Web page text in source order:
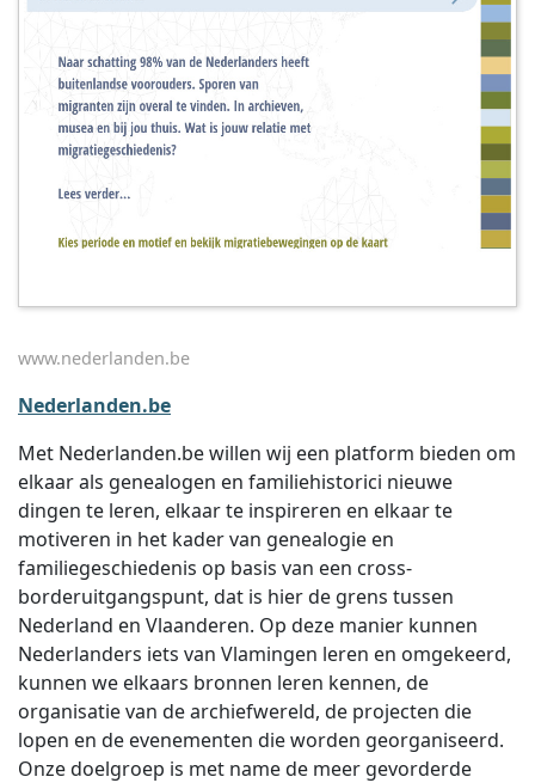
www.nederlanden.be
Nederlanden.be
Met Nederlanden.be willen wij een platform bieden om
elkaar als genealogen en familiehistorici nieuwe
dingen te leren, elkaar te inspireren en elkaar te
motiveren in het kader van genealogie en
familiegeschiedenis op basis van een cross-
borderuitgangspunt, dat is hier de grens tussen
Nederland en Vlaanderen. Op deze manier kunnen
Nederlanders iets van Vlamingen leren en omgekeerd,
kunnen we elkaars bronnen leren kennen, de
organisatie van de archiefwereld, de projecten die
lopen en de evenementen die worden georganiseerd.
Onze doelgroep is met name de meer gevorderde